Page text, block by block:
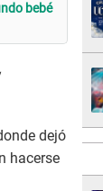
bebé
dejó
hacerse